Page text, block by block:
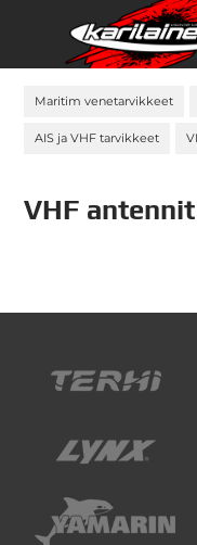
Maritim venetarvikkeet
AIS ja VHF tarvikkeet
VHF antennit